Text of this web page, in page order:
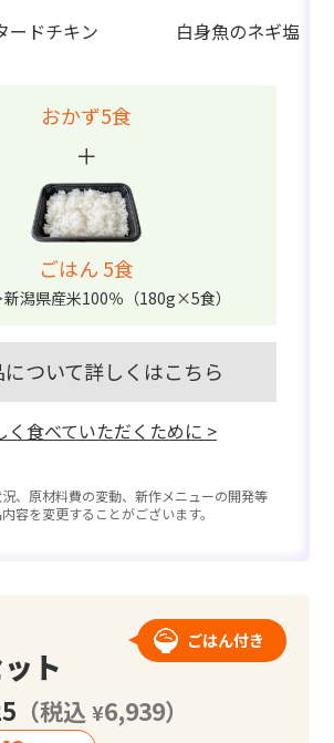
ードチキン 白身魚のネギ塩だ
おかず5食
＋
ごはん 5食
新潟県産米100％（180g×5食）
について詳しくはこちら
く食べていただくために >
原材料費の変動、新作メニューの開発等
容を変更することがございます。
ごはん付き
ト
（税込 ¥6,939）